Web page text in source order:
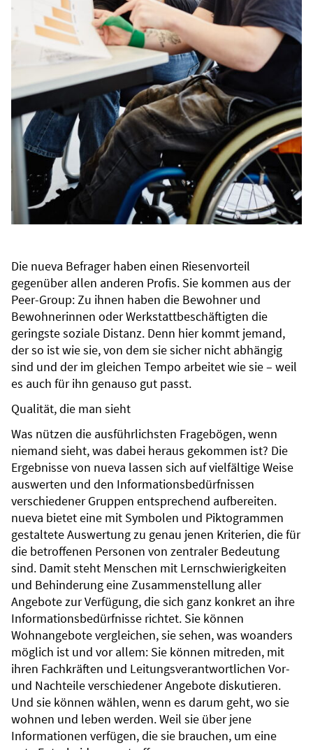
Die nueva Befrager haben einen Riesenvorteil
gegenüber allen anderen Profis. Sie kommen aus der
Peer-Group: Zu ihnen haben die Bewohner und
Bewohnerinnen oder Werkstattbeschäftigten die
geringste soziale Distanz. Denn hier kommt jemand,
der so ist wie sie, von dem sie sicher nicht abhängig
sind und der im gleichen Tempo arbeitet wie sie – weil
es auch für ihn genauso gut passt.
Qualität, die man sieht
Was nützen die ausführlichsten Fragebögen, wenn
niemand sieht, was dabei heraus gekommen ist? Die
Ergebnisse von nueva lassen sich auf vielfältige Weise
auswerten und den Informationsbedürfnissen
verschiedener Gruppen entsprechend aufbereiten.
nueva bietet eine mit Symbolen und Piktogrammen
gestaltete Auswertung zu genau jenen Kriterien, die für
die betroffenen Personen von zentraler Bedeutung
sind. Damit steht Menschen mit Lernschwierigkeiten
und Behinderung eine Zusammenstellung aller
Angebote zur Verfügung, die sich ganz konkret an ihre
Informationsbedürfnisse richtet. Sie können
Wohnangebote vergleichen, sie sehen, was woanders
möglich ist und vor allem: Sie können mitreden, mit
ihren Fachkräften und Leitungsverantwortlichen Vor-
und Nachteile verschiedener Angebote diskutieren.
Und sie können wählen, wenn es darum geht, wo sie
wohnen und leben werden. Weil sie über jene
Informationen verfügen, die sie brauchen, um eine